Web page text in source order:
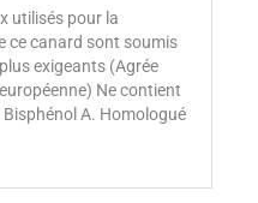
utilisés pour la
ce canard sont soumis
exigeants (Agrée
Ne contient
A. Homologué